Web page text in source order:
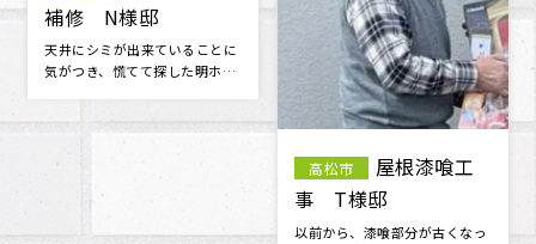
事 屋根塗装工事 S
様邸
外壁の汚れが目立ち始めたの
で、お見積もりをお願いしまし
漆喰工事 M様邸
工事の仕上がりには100％満足
です。 担当者並びに作業員さん
の対応・マナーが良く 信頼でき